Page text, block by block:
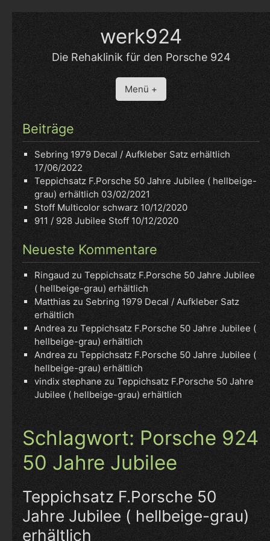
werk924
Die Rehaklinik für den Porsche 924
Menü +
Beiträge
Sebring 1979 Decal / Aufkleber Satz erhältlich
17/06/2022
Teppichsatz F.Porsche 50 Jahre Jubilee ( hellbeige-
grau) erhältlich 03/02/2021
Stoff Multicolor schwarz 10/12/2020
911 / 928 Jubilee Stoff 10/12/2020
Neueste Kommentare
Ringaud zuTeppichsatz F.Porsche 50 Jahre Jubilee
( hellbeige-grau) erhältlich
Matthias zu Sebring 1979 Decal / Aufkleber Satz
erhältlich
Andrea zuTeppichsatz F.Porsche 50 Jahre Jubilee (
hellbeige-grau) erhältlich
Andrea zuTeppichsatz F.Porsche 50 Jahre Jubilee (
hellbeige-grau) erhältlich
vindix stephane zuTeppichsatz F.Porsche 50 Jahre
Jubilee ( hellbeige-grau) erhältlich
Schlagwort: Porsche 924
50 Jahre Jubilee
Teppichsatz F.Porsche 50
Jahre Jubilee ( hellbeige-grau)
erhältlich